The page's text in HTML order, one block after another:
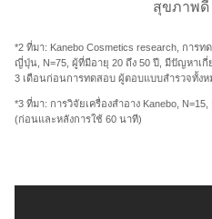
สุขภาพดี
*2 ที่มา: Kanebo Cosmetics research, กา
ญี่ปุ่น, N=75, ผู้ที่มีอายุ 20 ถึง 50 ปี, มีปัญหาเ
3 เดือนก่อนการทดสอบ ผู้ตอบแบบสำรวจทั้ง
*3 ที่มา: การวิจัยเครื่องสำอาง Kanebo,
(ก่อนและหลังการใช้ 60 นาที)